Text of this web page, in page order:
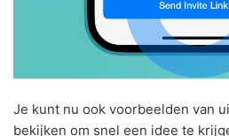
Je kunt nu ook voorbeelden van
bekijken om snel een idee te